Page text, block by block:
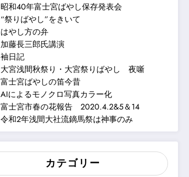
昭和40年富士宮ばやし保存発表会
“祭りばやし”をきいて
はやし方の弁
加藤長三郎氏講演
袖日記
大宮浅間秋祭り・大宮祭りばやし 夜噺
富士宮ばやしの笛今昔
AIによるモノクロ写真カラー化
富士宮市春の花報告 2020.4.2&5＆14
令和2年浅間大社流鏑馬祭は神事のみ
カテゴリー